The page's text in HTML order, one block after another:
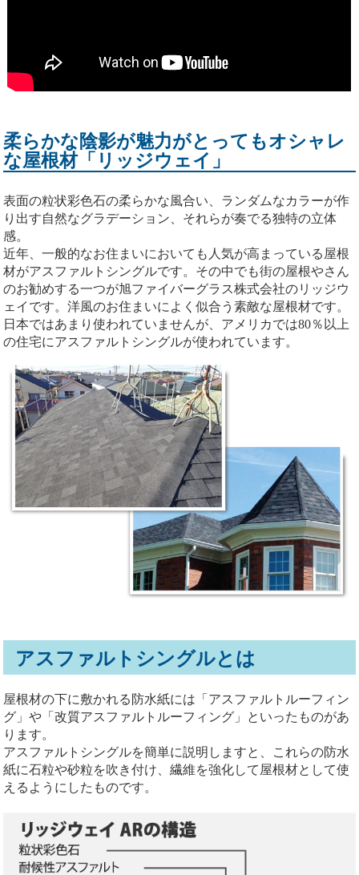
柔らかな陰影が魅力がとってもオシャレ
な屋根材「リッジウェイ」
表面の粒状彩色石の柔らかな風合い、ランダムなカラーが作
り出す自然なグラデーション、それらが奏でる独特の立体
感。
近年、一般的なお住まいにおいても人気が高まっている屋根
材がアスファルトシングルです。その中でも街の屋根やさん
のお勧めする一つが旭ファイバーグラス株式会社のリッジウ
ェイです。洋風のお住まいによく似合う素敵な屋根材です。
日本ではあまり使われていませんが、アメリカでは80％以上
の住宅にアスファルトシングルが使われています。
アスファルトシングルとは
屋根材の下に敷かれる防水紙には「アスファルトルーフィン
グ」や「改質アスファルトルーフィング」といったものがあ
ります。
アスファルトシングルを簡単に説明しますと、これらの防水
紙に石粒や砂粒を吹き付け、繊維を強化して屋根材として使
えるようにしたものです。